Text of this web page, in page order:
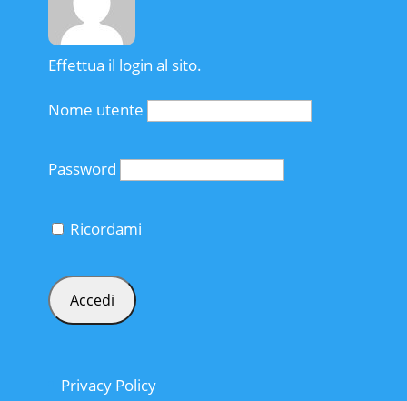
Effettua il login al sito.
Nome utente
Password
Ricordami
Privacy Policy